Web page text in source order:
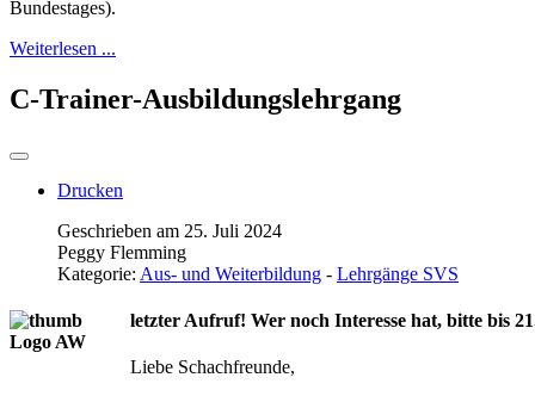
Bundestages).
Weiterlesen ...
C-Trainer-Ausbildungslehrgang
Drucken
Geschrieben am 25. Juli 2024
Peggy Flemming
Kategorie: Aus- und Weiterbildung - Lehrgänge SVS
letzter Aufruf! Wer noch Interesse hat, bitte bis
Liebe Schachfreunde,